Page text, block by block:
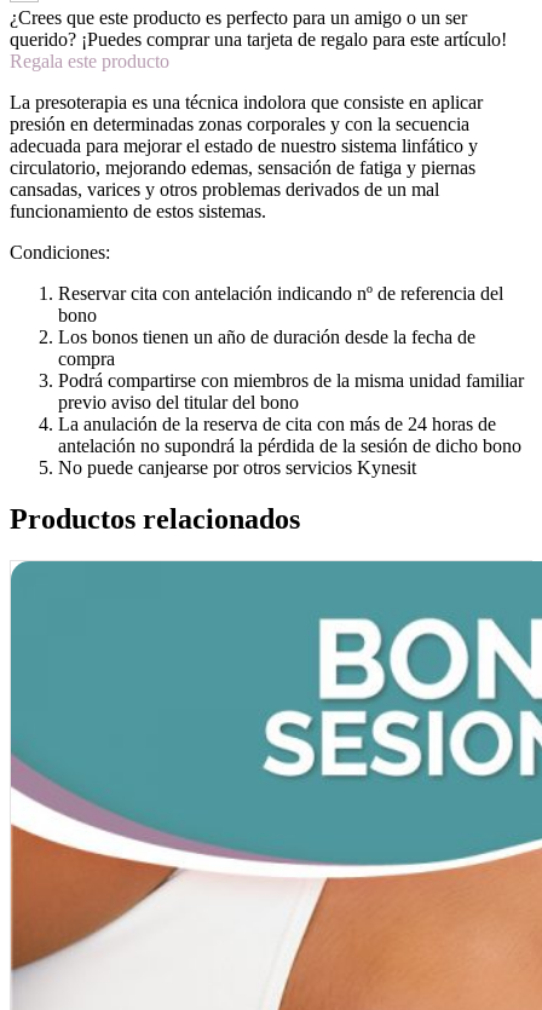
¿Crees que este producto es perfecto para un amigo o un ser
querido? ¡Puedes comprar una tarjeta de regalo para este artículo!
Regala este producto
La presoterapia es una técnica indolora que consiste en aplicar
presión en determinadas zonas corporales y con la secuencia
adecuada para mejorar el estado de nuestro sistema linfático y
circulatorio, mejorando edemas, sensación de fatiga y piernas
cansadas, varices y otros problemas derivados de un mal
funcionamiento de estos sistemas.
Condiciones:
Reservar cita con antelación indicando nº de referencia del
bono
Los bonos tienen un año de duración desde la fecha de
compra
Podrá compartirse con miembros de la misma unidad familiar
previo aviso del titular del bono
La anulación de la reserva de cita con más de 24 horas de
antelación no supondrá la pérdida de la sesión de dicho bono
No puede canjearse por otros servicios Kynesit
Productos relacionados